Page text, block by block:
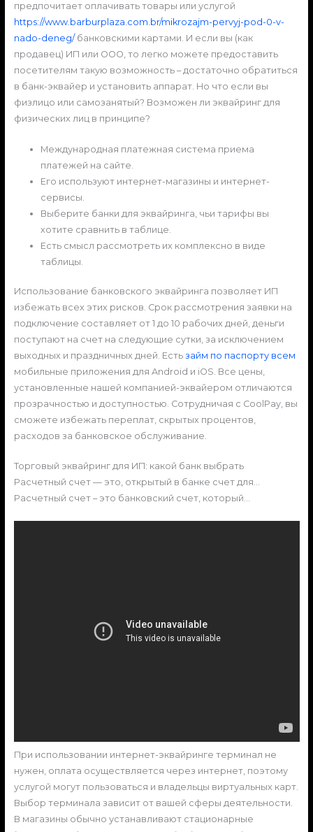
предпочитает оплачивать товары или услугой
https://www.barburplaza.com.br/mikrozajm-pervyj-pod-0-v-
nado-deneg/банковскими картами. И если вы (как
продавец) ИП или ООО, то легко можете предоставить
посетителям такую возможность – достаточно обратиться
в банк-эквайер и установить аппарат. Но что если вы
физлицо или самозанятый? Возможен ли эквайринг для
физических лиц в принципе?
Международная платежная система приема
платежей на сайте.
Его используют интернет-магазины и интернет-
сервисы.
Выберите банки для эквайринга, чьи тарифы вы
хотите сравнить в таблице.
Есть смысл рассмотреть их комплексно в виде
таблицы.
Использование банковского эквайринга позволяет ИП
избежать всех этих рисков. Срок рассмотрения заявки на
подключение составляет от 1 до 10 рабочих дней, деньги
поступают на счет на следующие сутки, за исключением
выходных и праздничных дней. Есть займ по паспорту всем
мобильные приложения для Android и iOS. Все цены,
установленные нашей компанией-эквайером отличаются
прозрачностью и доступностью. Сотрудничая с CoolPay, вы
сможете избежать переплат, скрытых процентов,
расходов за банковское обслуживание.
Торговый эквайринг для ИП: какой банк выбрать
Расчетный счет — это, открытый в банке счет для…
Расчетный счет – это банковский счет, который…
При использовании интернет-эквайринге терминал не
нужен, оплата осуществляется через интернет, поэтому
услугой могут пользоваться и владельцы виртуальных карт.
Выбор терминала зависит от вашей сферы деятельности.
В магазины обычно устанавливают стационарные